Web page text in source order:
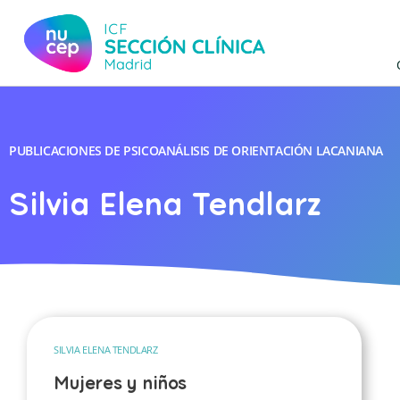
PUBLICACIONES DE PSICOANÁLISIS DE ORIENTACIÓN LACANIANA
Silvia Elena Tendlarz
SILVIA ELENA TENDLARZ
Mujeres y niños